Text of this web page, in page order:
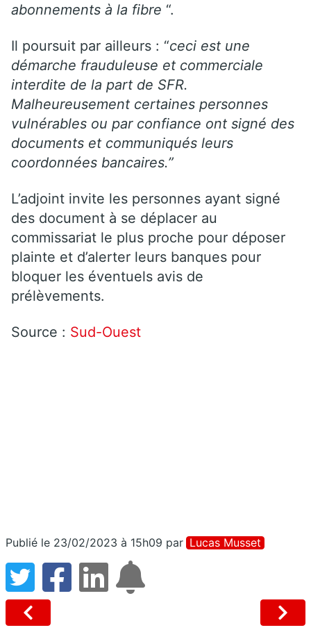
abonnements à la fibre “.
Il poursuit par ailleurs : “ceci est une
démarche frauduleuse et commerciale
interdite de la part de SFR.
Malheureusement certaines personnes
vulnérables ou par confiance ont signé des
documents et communiqués leurs
coordonnées bancaires.”
L’adjoint invite les personnes ayant signé
des document à se déplacer au
commissariat le plus proche pour déposer
plainte et d’alerter leurs banques pour
bloquer les éventuels avis de
prélèvements.
Source : Sud-Ouest
Publié le 23/02/2023 à 15h09 par Lucas Musset